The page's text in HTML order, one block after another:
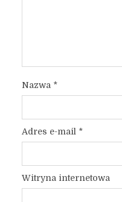
Nazwa *
Adres e-mail *
Witryna internetowa